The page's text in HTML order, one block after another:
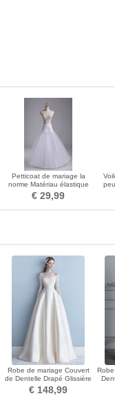
Petticoat de mariage la
norme Matériau élastique
Fort net Robe pleine
€ 29,99
Robe de mariage Couvert
de Dentelle Drapé Glissière
Formelle
€ 148,99